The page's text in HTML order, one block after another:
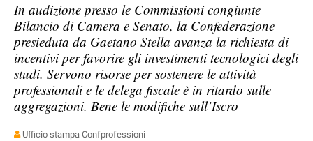
In audizione presso le Commissioni congiunte
Bilancio di Camera e Senato, la Confederazione
presieduta da Gaetano Stella avanza la richiesta di
incentivi per favorire gli investimenti tecnologici degli
studi. Servono risorse per sostenere le attività
professionali e le delega fiscale è in ritardo sulle
aggregazioni. Bene le modifiche sull’Iscro
Ufficio stampa Confprofessioni